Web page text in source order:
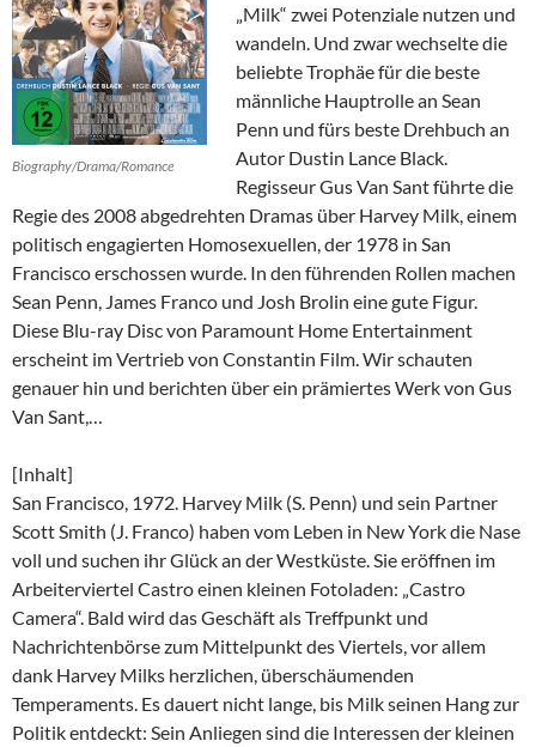
Biography/Drama/Romance
„Milk“ zwei Potenziale nutzen und
wandeln. Und zwar wechselte die
beliebte Trophäe für die beste
männliche Hauptrolle an Sean
Penn und fürs beste Drehbuch an
Autor Dustin Lance Black.
Regisseur Gus Van Sant führte die
Regie des 2008 abgedrehten Dramas über Harvey Milk, einem
politisch engagierten Homosexuellen, der 1978 in San
Francisco erschossen wurde. In den führenden Rollen machen
Sean Penn, James Franco und Josh Brolin eine gute Figur.
Diese Blu-ray Disc von Paramount Home Entertainment
erscheint im Vertrieb von Constantin Film. Wir schauten
genauer hin und berichten über ein prämiertes Werk von Gus
Van Sant,…
[Inhalt]
San Francisco, 1972. Harvey Milk (S. Penn) und sein Partner
Scott Smith (J. Franco) haben vom Leben in New York die Nase
voll und suchen ihr Glück an der Westküste. Sie eröffnen im
Arbeiterviertel Castro einen kleinen Fotoladen: „Castro
Camera“. Bald wird das Geschäft als Treffpunkt und
Nachrichtenbörse zum Mittelpunkt des Viertels, vor allem
dank Harvey Milks herzlichen, überschäumenden
Temperaments. Es dauert nicht lange, bis Milk seinen Hang zur
Politik entdeckt: Sein Anliegen sind die Interessen der kleinen